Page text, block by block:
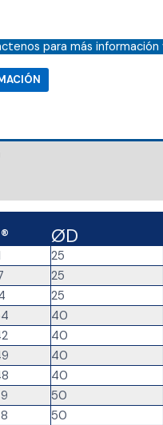
para más información
ØD
25
25
25
40
40
40
40
50
50